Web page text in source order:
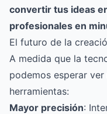
convertir tus ideas
profesionales en
El futuro de la
A medida que la
podemos esperar
herramientas:
Mayor precisión: